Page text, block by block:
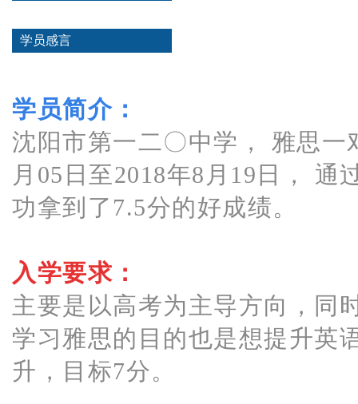
学员感言
学员简介：
沈阳市第一二〇中学， 雅思一
月05日至2018年8月19日， 通
功拿到了7.5分的好成绩。
入学要求：
主要是以高考为主导方向，同
学习雅思的目的也是想提升英
升，目标7分。